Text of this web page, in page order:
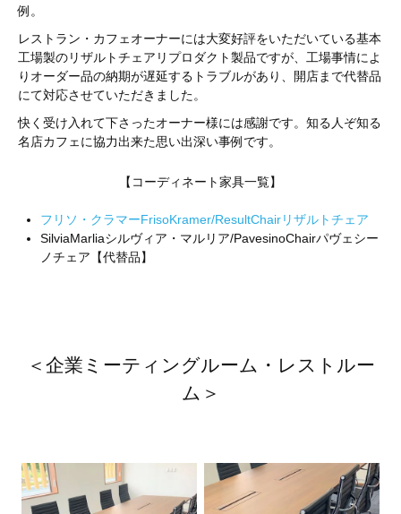
例。
レストラン・カフェオーナーには大変好評をいただいている基本
工場製のリザルトチェアリプロダクト製品ですが、工場事情によ
りオーダー品の納期が遅延するトラブルがあり、開店まで代替品
にて対応させていただきました。
快く受け入れて下さったオーナー様には感謝です。知る人ぞ知る
名店カフェに協力出来た思い出深い事例です。
【コーディネート家具一覧】
フリソ・クラマーFrisoKramer/ResultChairリザルトチェア
SilviaMarliaシルヴィア・マルリア/PavesinoChairパヴェシー
ノチェア【代替品】
＜企業ミーティングルーム・レストルー
ム＞